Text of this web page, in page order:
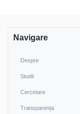
Navigare
Despre
Studii
Cercetare
Transparența